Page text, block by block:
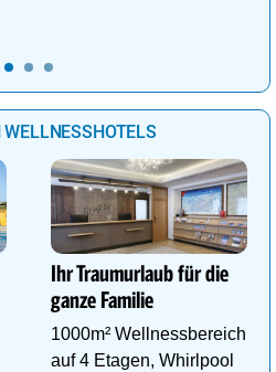
WELLNESSHOTELS
Ihr Traumurlaub für die
ganze Familie
1000m² Wellnessbereich
auf 4 Etagen, Whirlpool